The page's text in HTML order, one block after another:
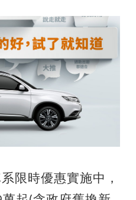
，提升日常使用便
限時優惠實施中，